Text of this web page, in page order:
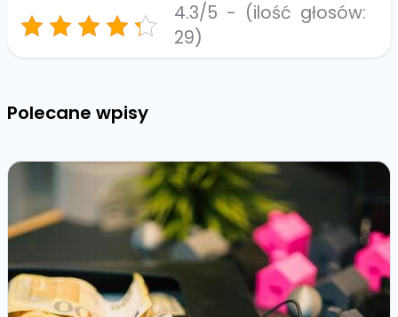
4.3/5 - (ilość głosów:
29)
Polecane wpisy